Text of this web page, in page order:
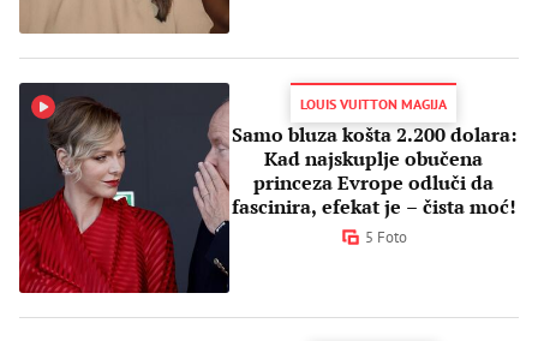
LOUIS VUITTON MAGIJA
Samo bluza košta 2.200 dolara:
Kad najskuplje obučena
princeza Evrope odluči da
fascinira, efekat je – čista moć!
5 Foto